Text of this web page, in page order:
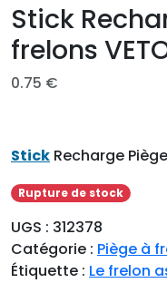
Stick
frelons
0.75 €
Stick Recharge
Rupture de stock
UGS : 312378
Catégorie : Piège à
Étiquette : Le frelon